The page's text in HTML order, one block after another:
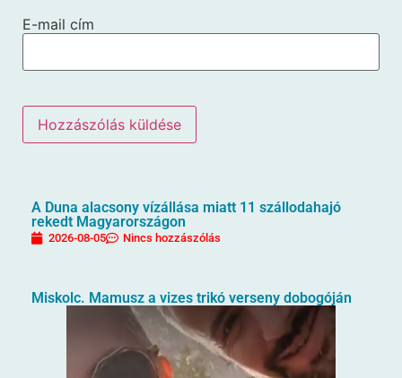
E-mail cím
A Duna alacsony vízállása miatt 11 szállodahajó
rekedt Magyarországon
2026-08-05 Nincs hozzászólás
Miskolc. Mamusz a vizes trikó verseny dobogóján